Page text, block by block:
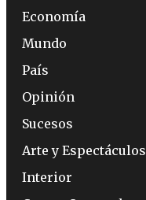
Economía
Mundo
País
Opinión
Sucesos
Arte y Espectáculos
Interior